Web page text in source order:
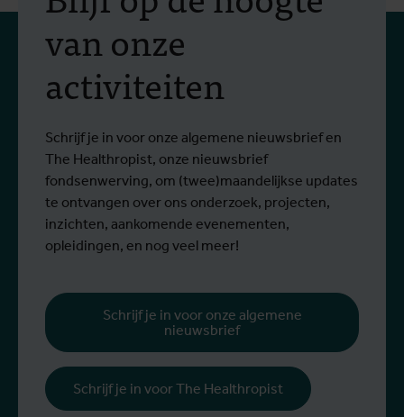
van onze
activiteiten
Schrijf je in voor onze algemene nieuwsbrief en
The Healthropist, onze nieuwsbrief
fondsenwerving, om (twee)maandelijkse updates
te ontvangen over ons onderzoek, projecten,
inzichten, aankomende evenementen,
opleidingen, en nog veel meer!
Schrijf je in voor onze algemene
nieuwsbrief
Schrijf je in voor The Healthropist